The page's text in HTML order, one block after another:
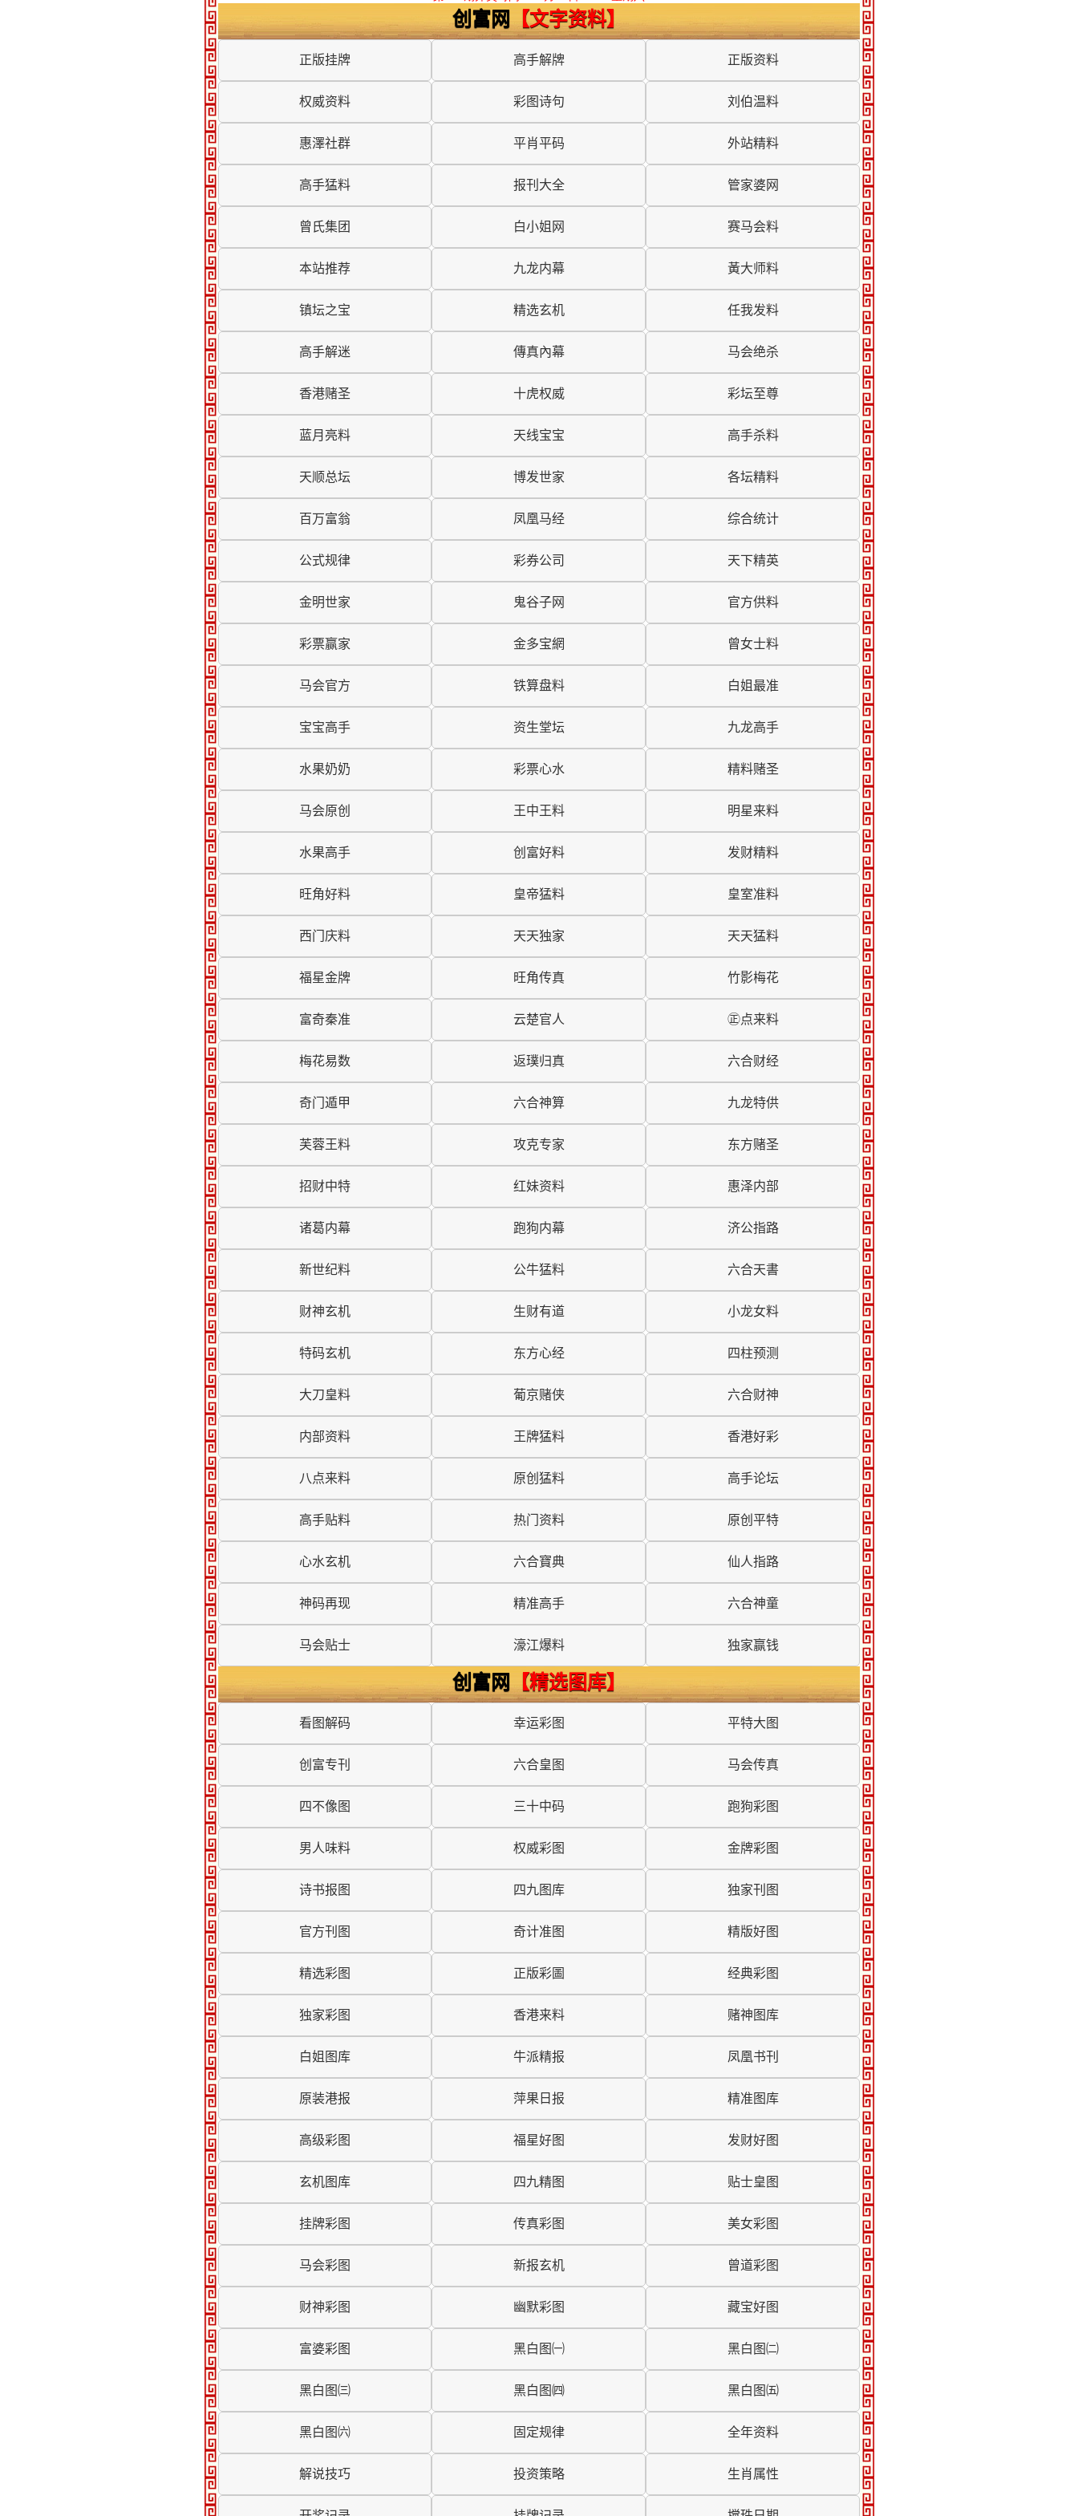
创富网 【文字资料】
正版挂牌 高手解牌 正版资料
权威资料 彩图诗句 刘伯温料
惠澤社群 平肖平码 外站精料
高手猛料 报刊大全 管家婆网
曾氏集团 白小姐网 赛马会料
本站推荐 九龙内幕 黃大师料
镇坛之宝 精选玄机 任我发料
高手解迷 傳真內幕 马会绝杀
香港赌圣 十虎权威 彩坛至尊
蓝月亮料 天线宝宝 高手杀料
天顺总坛 博发世家 各坛精料
百万富翁 凤凰马经 综合统计
公式规律 彩券公司 天下精英
金明世家 鬼谷子网 官方供料
彩票赢家 金多宝網 曾女士料
马会官方 铁算盘料 白姐最准
宝宝高手 资生堂坛 九龙高手
水果奶奶 彩票心水 精料赌圣
马会原创 王中王料 明星来料
水果高手 创富好料 发财精料
旺角好料 皇帝猛料 皇室准料
西门庆料 天天独家 天天猛料
福星金牌 旺角传真 竹影梅花
富奇秦准 云楚官人 ㊣点来料
梅花易数 返璞归真 六合财经
奇门遁甲 六合神算 九龙特供
芙蓉王料 攻克专家 东方赌圣
招财中特 红妹资料 惠泽内部
诸葛内幕 跑狗内幕 济公指路
新世纪料 公牛猛料 六合天書
财神玄机 生财有道 小龙女料
特码玄机 东方心经 四柱预测
大刀皇料 葡京赌侠 六合财神
内部资料 王牌猛料 香港好彩
八点来料 原创猛料 高手论坛
高手贴料 热门资料 原创平特
心水玄机 六合寶典 仙人指路
神码再现 精准高手 六合神童
马会贴士 濠江爆料 独家赢钱
创富网 【精选图库】
看图解码 幸运彩图 平特大图
创富专刊 六合皇图 马会传真
四不像图 三十中码 跑狗彩图
男人味料 权威彩图 金牌彩图
诗书报图 四九图库 独家刊图
官方刊图 奇计准图 精版好图
精选彩图 正版彩圖 经典彩图
独家彩图 香港来料 赌神图库
白姐图库 牛派精报 凤凰书刊
原装港报 萍果日报 精准图库
高级彩图 福星好图 发财好图
玄机图库 四九精图 贴士皇图
挂牌彩图 传真彩图 美女彩图
马会彩图 新报玄机 曾道彩图
财神彩图 幽默彩图 藏宝好图
富婆彩图 黑白图㈠ 黑白图㈡
黑白图㈢ 黑白图㈣ 黑白图㈤
黑白图㈥ 固定规律 全年资料
解说技巧 投资策略 生肖属性